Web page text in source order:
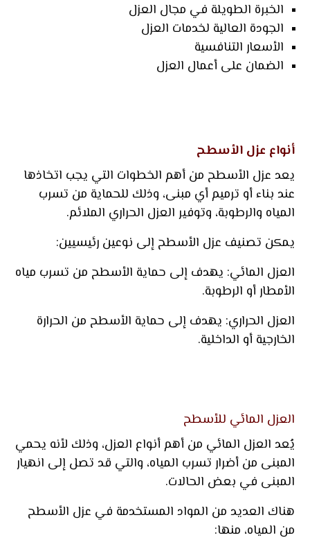
الخبرة الطويلة في مجال العزل
الجودة العالية لخدمات العزل
الأسعار التنافسية
الضمان على أعمال العزل
أنواع عزل الأسطح
يعد عزل الأسطح من أهم الخطوات التي يجب اتخاذها
عند بناء أو ترميم أي مبنى، وذلك للحماية من تسرب
المياه والرطوبة، وتوفير العزل الحراري الملائم.
يمكن تصنيف عزل الأسطح إلى نوعين رئيسيين:
العزل المائي: يهدف إلى حماية الأسطح من تسرب مياه
الأمطار أو الرطوبة.
العزل الحراري: يهدف إلى حماية الأسطح من الحرارة
الخارجية أو الداخلية.
العزل المائي للأسطح
يُعد العزل المائي من أهم أنواع العزل، وذلك لأنه يحمي
المبنى من أضرار تسرب المياه، والتي قد تصل إلى انهيار
المبنى في بعض الحالات.
هناك العديد من المواد المستخدمة في عزل الأسطح
من المياه، منها: